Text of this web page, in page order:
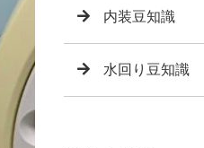
内装豆知識
水回り豆知識